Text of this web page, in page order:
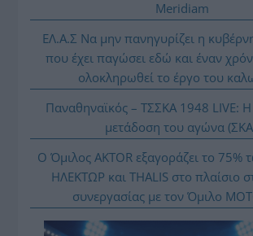
Meridiam
ΕΛ.Α.Σ Να μην πανηγυρίζει η
που έχει παγώσει εδώ και έναν
ολοκληρωθεί το έργο του
Παναθηναϊκός – ΤΣΣΚΑ 1948 LIVE: Η
μετάδοση του αγώνα
Ο Όμιλος AKTOR εξαγοράζει το 75%
ΗΛΕΚΤΩΡ και THALIS στο πλαίσιο
συνεργασίας με τον Όμιλο